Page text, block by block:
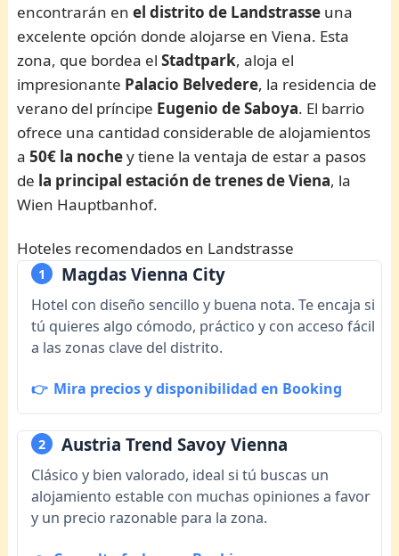
encontrarán enel distrito de Landstrasse una
excelente opción donde alojarse en Viena. Esta
zona, que bordea elStadtpark, aloja el
impresionante Palacio Belvedere, la residencia de
verano del príncipe Eugenio de Saboya. El barrio
ofrece una cantidad considerable de alojamientos
a50€ la nochey tiene la ventaja de estar a pasos
de la principal estación de trenes de Viena, la
Wien Hauptbanhof.
Hoteles recomendados en Landstrasse
1 Magdas Vienna City
Hotel con diseño sencillo y buena nota. Te encaja si
tú quieres algo cómodo, práctico y con acceso fácil
a las zonas clave del distrito.
Mira precios y disponibilidad en Booking
2 Austria Trend Savoy Vienna
Clásico y bien valorado, ideal si tú buscas un
alojamiento estable con muchas opiniones a favor
y un precio razonable para la zona.